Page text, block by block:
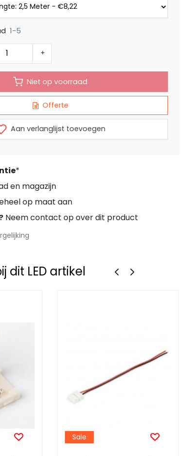
1-5
+
Niet op voorraad
Offerte
Aan verlanglijst toevoegen
*
en magazijn
op maat aan
Neem contact op over dit product
dit LED artikel
Sale